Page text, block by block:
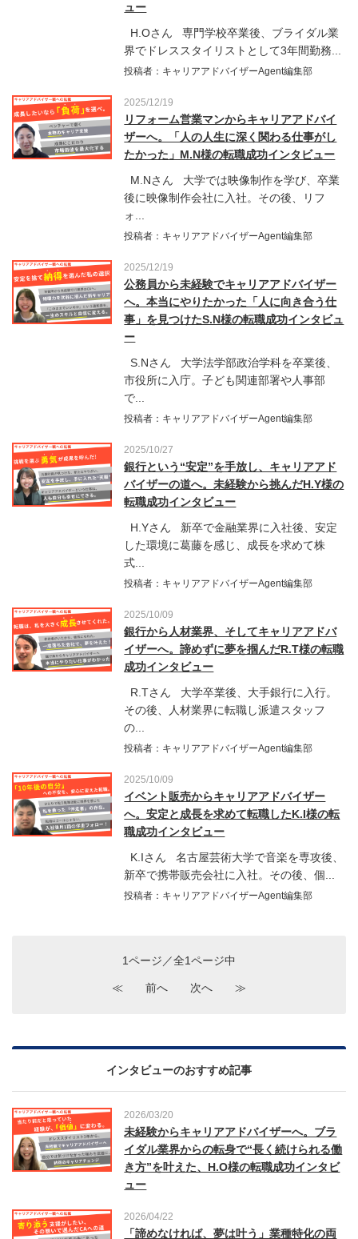
ュー
H.Oさん 専門学校卒業後、ブライダル業
界でドレススタイリストとして3年間勤務...
投稿者：キャリアアドバイザーAgent編集部
2025/12/19
リフォーム営業マンからキャリアアドバイ
ザーへ。「人の人生に深く関わる仕事がし
たかった」M.N様の転職成功インタビュー
M.Nさん 大学では映像制作を学び、卒業
後に映像制作会社に入社。その後、リフ
ォ...
投稿者：キャリアアドバイザーAgent編集部
2025/12/19
公務員から未経験でキャリアアドバイザー
へ。本当にやりたかった「人に向き合う仕
事」を見つけたS.N様の転職成功インタビュ
ー
S.Nさん 大学法学部政治学科を卒業後、
市役所に入庁。子ども関連部署や人事部
で...
投稿者：キャリアアドバイザーAgent編集部
2025/10/27
銀行という“安定”を手放し、キャリアアド
バイザーの道へ。未経験から挑んだH.Y様の
転職成功インタビュー
H.Yさん 新卒で金融業界に入社後、安定
した環境に葛藤を感じ、成長を求めて株
式...
投稿者：キャリアアドバイザーAgent編集部
2025/10/09
銀行から人材業界、そしてキャリアアドバ
イザーへ。諦めずに夢を掴んだR.T様の転職
成功インタビュー
R.Tさん 大学卒業後、大手銀行に入行。
その後、人材業界に転職し派遣スタッフ
の...
投稿者：キャリアアドバイザーAgent編集部
2025/10/09
イベント販売からキャリアアドバイザー
へ。安定と成長を求めて転職したK.I様の転
職成功インタビュー
K.Iさん 名古屋芸術大学で音楽を専攻後、
新卒で携帯販売会社に入社。その後、個...
投稿者：キャリアアドバイザーAgent編集部
1ページ／全1ページ中
≪ 前へ 次へ ≫
インタビューのおすすめ記事
2026/03/20
未経験からキャリアアドバイザーへ。ブラ
イダル業界からの転身で“長く続けられる働
き方”を叶えた、H.O様の転職成功インタビ
ュー
2026/04/22
「諦めなければ、夢は叶う」業種特化の両